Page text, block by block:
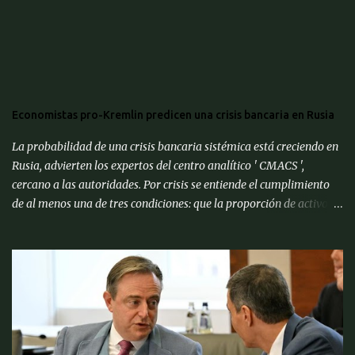
Economistas pro-Kremlin predicen una crisis bancaria en Rusia
La probabilidad de una crisis bancaria sistémica está creciendo en
Rusia, advierten los expertos del centro analítico ' CMACS ',
cercano a las autoridades. Por crisis se entiende el cumplimiento
de al menos una de tres condiciones: que la proporción de activos
significativas de fondos de sus cuentas; reorganización forzosa de
una parte significativa (más del 10%) de los bancos o
recapitalización a gran escala (más del 2% del PIB) de los bancos
(para evitar el colapso). Para proporcionar una alerta temprana
sobre la amenaza de una crisis particular, el ' CMACS ' ha